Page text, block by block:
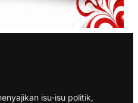
isu-isu politik,